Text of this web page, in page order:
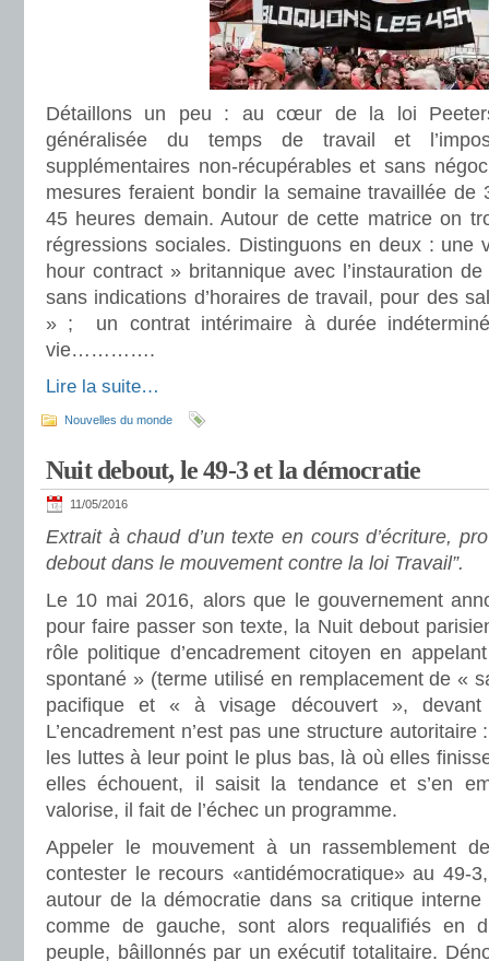
Détaillons un peu : au cœur de la loi
généralisée du temps de travail et
supplémentaires non-récupérables et sans
mesures feraient bondir la semaine travaillée de
45 heures demain. Autour de cette matrice on
régressions sociales. Distinguons en deux : une
hour contract » britannique avec l’instauration
sans indications d’horaires de travail, pour des
» ; un contrat intérimaire à durée
vie………….
Lire la suite…
Nouvelles du monde
Nuit debout, le 49-3 et la démocratie
11/05/2016
Extrait à chaud d’un texte en cours d’écriture,
debout dans le mouvement contre la loi Travail”.
Le 10 mai 2016, alors que le gouvernement
pour faire passer son texte, la Nuit debout
rôle politique d’encadrement citoyen en
spontané » (terme utilisé en remplacement de «
pacifique et « à visage découvert », devant
L’encadrement n’est pas une structure
les luttes à leur point le plus bas, là où elles
elles échouent, il saisit la tendance et s’en
valorise, il fait de l’échec un programme.
Appeler le mouvement à un rassemblement
contester le recours «antidémocratique» au 49-
autour de la démocratie dans sa critique
comme de gauche, sont alors requalifiés en
peuple, bâillonnés par un exécutif totalitaire.